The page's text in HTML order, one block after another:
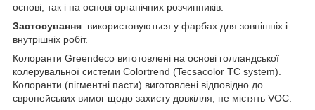
основі, так і на основі органічних розчинників.
Застосування: використовуються у фарбах для зовнішніх і
внутрішніх робіт.
Колоранти Greendeco виготовлені на основі голландської
колерувальної системи Colortrend (Tecsacolor TC system).
Колоранти (пігментні пасти) виготовлені відповідно до
європейських вимог щодо захисту довкілля, не містять VOC.